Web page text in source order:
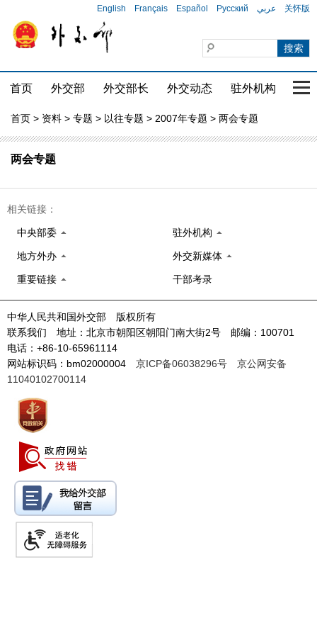
English Français Español Русский عربي 关怀版
首页 外交部 外交部长 外交动态 驻外机构 国
首页 > 资料 > 专题 > 以往专题 > 2007年专题 > 两会专题
两会专题
相关链接：
中央部委 驻外机构
地方外办 外交新媒体
重要链接 干部考录
中华人民共和国外交部 版权所有
联系我们 地址：北京市朝阳区朝阳门南大街2号 邮编：100701
电话：+86-10-65961114
网站标识码：bm02000004 京ICP备06038296号
京公网安备
11040102700114